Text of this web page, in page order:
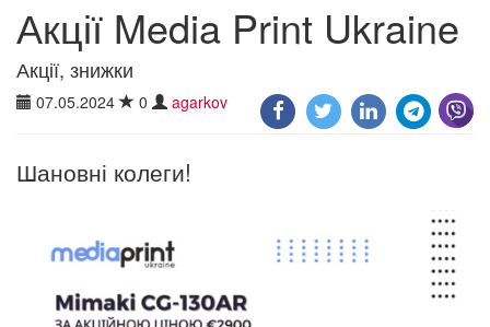
Акції Media Print Ukraine
Акції, знижки
07.05.2024 0 agarkov
Шановні колеги!